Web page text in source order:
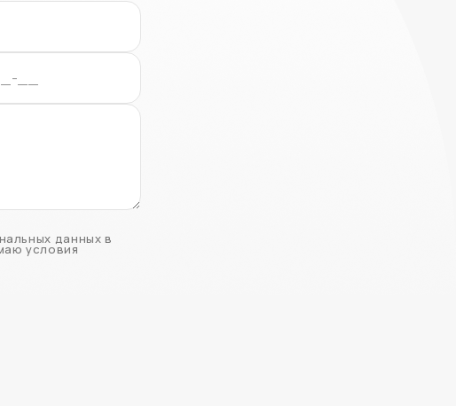
данных в
условия